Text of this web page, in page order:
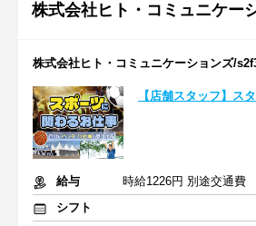
株式会社ヒト・コミュニケー
株式会社ヒト・コミュニケーションズ/
【店舗スタッフ】ス
給与
時給1226円 別途交通費
シフト